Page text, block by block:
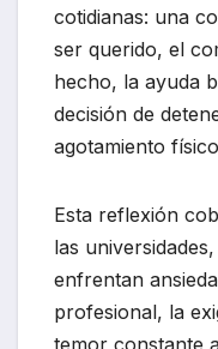
cotidianas: una
ser querido, el
hecho, la ayuda
decisión de
agotamiento
Esta reflexión
las
enfrentan
profesional, la